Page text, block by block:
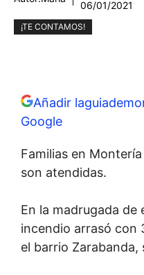
06/01/2021
¡TE CONTAMOS!
Añadir
Google
Familias en
son atendidas.
En la madrugada de
incendio arrasó con
el barrio Zarabanda,